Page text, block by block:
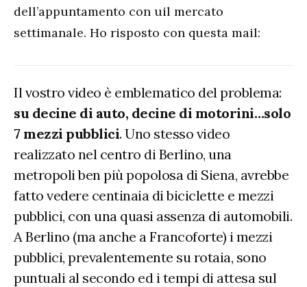
dell’appuntamento con uil mercato
settimanale. Ho risposto con questa mail:
Il vostro video è emblematico del problema:
su decine di auto, decine di motorini…solo
7 mezzi pubblici. Uno stesso video
realizzato nel centro di Berlino, una
metropoli ben più popolosa di Siena, avrebbe
fatto vedere centinaia di biciclette e mezzi
pubblici, con una quasi assenza di automobili.
A Berlino (ma anche a Francoforte) i mezzi
pubblici, prevalentemente su rotaia, sono
puntuali al secondo ed i tempi di attesa sul